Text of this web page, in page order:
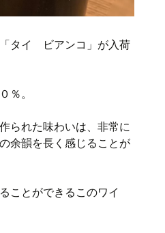
タイ ビアンコ」が入荷
％。
られた味わいは、非常に
余韻を長く感じることが
ことができるこのワイ